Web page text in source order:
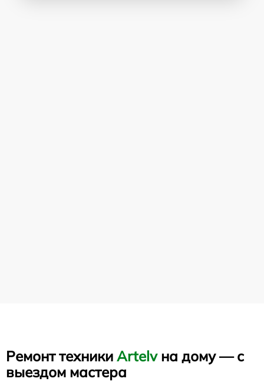
Ремонт техники Artelvна дому — с
выездом мастера